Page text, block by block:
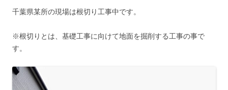
千葉県某所の現場は根切り工事中です。
※根切りとは、基礎工事に向けて地面を掘削する工事の事で
す。